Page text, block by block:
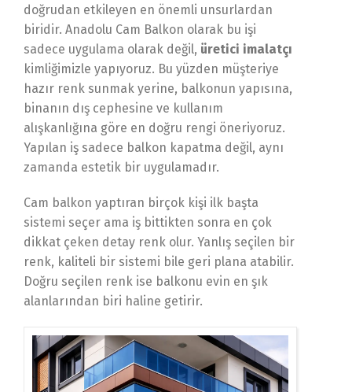
doğrudan etkileyen en önemli unsurlardan
biridir. Anadolu Cam Balkon olarak bu işi
sadece uygulama olarak değil, üretici imalatçı
kimliğimizle yapıyoruz. Bu yüzden müşteriye
hazır renk sunmak yerine, balkonun yapısına,
binanın dış cephesine ve kullanım
alışkanlığına göre en doğru rengi öneriyoruz.
Yapılan iş sadece balkon kapatma değil, aynı
zamanda estetik bir uygulamadır.
Cam balkon yaptıran birçok kişi ilk başta
sistemi seçer ama iş bittikten sonra en çok
dikkat çeken detay renk olur. Yanlış seçilen bir
renk, kaliteli bir sistemi bile geri plana atabilir.
Doğru seçilen renk ise balkonu evin en şık
alanlarından biri haline getirir.